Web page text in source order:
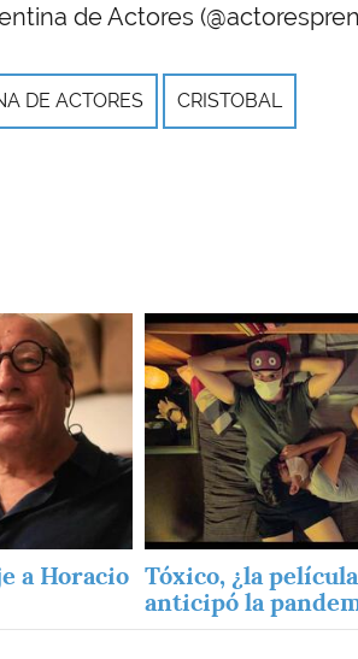
de Actores
DE ACTORES CRISTOBAL
a Horacio
Imagen
Tóxico, ¿la
anticipó la